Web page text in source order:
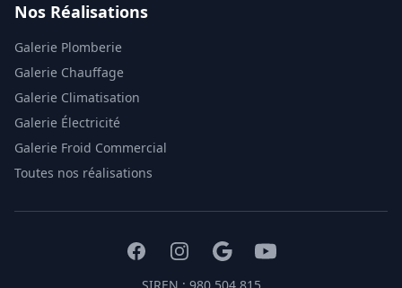
Nos Réalisations
Galerie Plomberie
Galerie Chauffage
Galerie Climatisation
Galerie Électricité
Galerie Froid Commercial
Toutes nos réalisations